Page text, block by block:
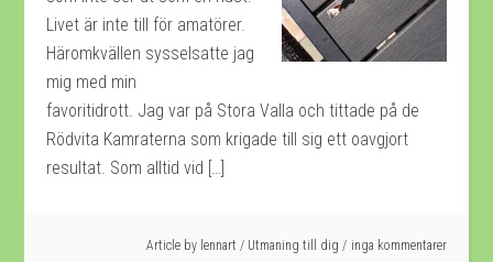
Livet är inte till för amatörer.
Häromkvällen sysselsatte jag
mig med min
favoritidrott. Jag var på Stora Valla och tittade på de
Rödvita Kamraterna som krigade till sig ett oavgjort
resultat. Som alltid vid […]
Article by lennart / Utmaning till dig inga kommentarer